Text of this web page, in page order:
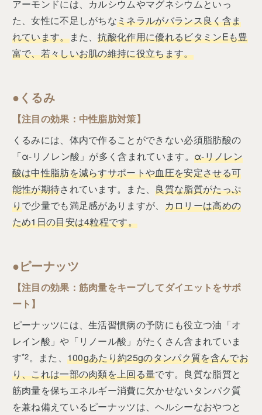
アーモンドには、カルシウムやマグネシウムといっ
た、女性に不足しがちなミネラルがバランス良く含ま
れています。また、抗酸化作用に優れるビタミンEも豊
富で、若々しいお肌の維持に役立ちます。
●︎くるみ
【注目の効果：中性脂肪対策】
くるみには、体内で作ることができない必須脂肪酸の
「α-リノレン酸」が多く含まれています。 α-リノレン
酸は中性脂肪を減らすサポートや血圧を安定させる可
能性が期待されています。また、良質な脂質がたっぷ
りで少量でも満足感がありますが、 カロリーは高めの
ため1日の目安は4粒程です。
●︎ピーナッツ
【注目の効果：筋肉量をキープしてダイエットをサポ
ート】
ピーナッツには、生活習慣病の予防にも役立つ油「オ
レイン酸」や「リノール酸」がたくさん含まれていま
す*2。また、 100gあたり約25gのタンパク質を含んでお
り、これは一部の肉類を上回る量です。良質な脂質と
筋肉量を保ちエネルギー消費に欠かせないタンパク質
を兼ね備えているピーナッツは、ヘルシーなおやつと